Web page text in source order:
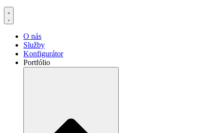
O nás
Služby
Konfigurátor
Portfólio